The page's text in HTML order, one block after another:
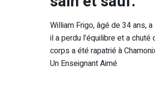
William Frigo, âgé de 34 ans,
il a perdu l’équilibre et a
corps a été rapatrié à
Un Enseignant Aimé